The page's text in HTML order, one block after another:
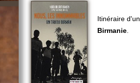
Itinéraire
Birmanie